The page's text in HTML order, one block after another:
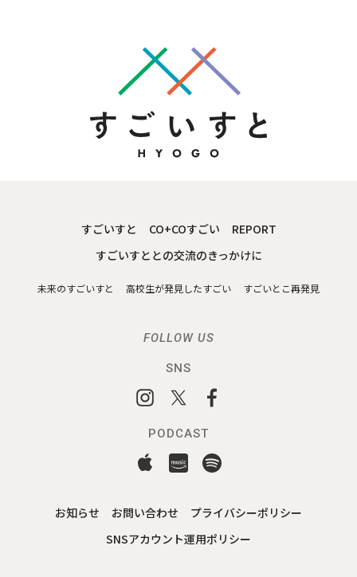
すごいすと CO+COすごい
REPORT
すごいすととの交流のきっかけに
未来のすごいすと 高校生が発見したすごい すごいとこ再発見
FOLLOW US
SNS
PODCAST
お知らせ お問い合わせ
プライバシーポリシー
SNSアカウント運用ポリシー